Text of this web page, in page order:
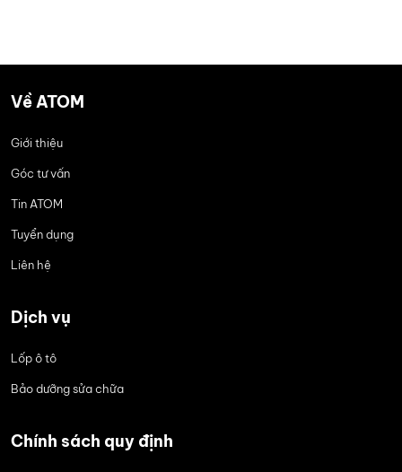
Về ATOM
Giới thiệu
Góc tư vấn
Tin ATOM
Tuyển dụng
Liên hệ
Dịch vụ
Lốp ô tô
Bảo dưỡng sửa chữa
Chính sách quy định